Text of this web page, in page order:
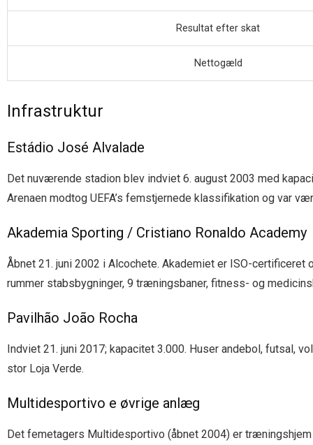
Resultat efter skat
Nettogæld
Infrastruktur
Estádio José Alvalade
Det nuværende stadion blev indviet 6. august 2003 med
Arenaen modtog UEFA’s femstjernede klassifikation og var
Akademia Sporting / Cristiano Ronaldo Academy
Åbnet 21. juni 2002 i Alcochete. Akademiet er ISO-
rummer stabsbygninger, 9 træningsbaner, fitness- og
Pavilhão João Rocha
Indviet 21. juni 2017; kapacitet 3.000. Huser andebol, futsal,
stor Loja Verde.
Multidesportivo e øvrige anlæg
Det femetagers Multidesportivo (åbnet 2004) er